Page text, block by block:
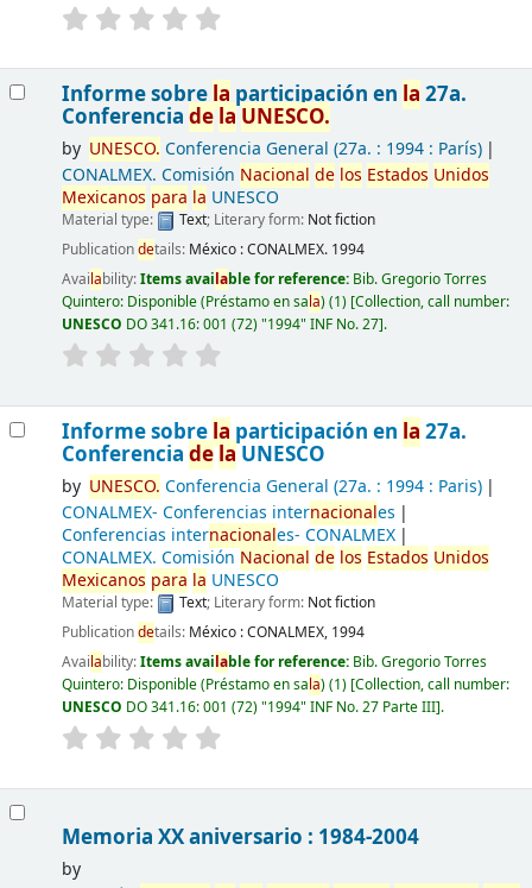
Informe sobre la participación en la 27a.
Conferencia dela UNESCO.
by UNESCO. Conferencia General (27a. : 1994 : París)
CONALMEX. Comisión Nacional de los Estados Unidos
Mexicanos para la UNESCO
Material type: Text; Literary form: Not fiction
Publicationdetails: México :CONALMEX. 1994
Availability:Items available for reference: Bib. Gregorio Torres
Quintero: Disponible (Préstamo en sala)(1) Collection, call number:
UNESCO DO 341.16: 001 (72) "1994" INF No. 27 .
Informe sobre la participación en la 27a.
Conferencia dela UNESCO
by UNESCO. Conferencia General (27a. : 1994 : Paris)
CONALMEX- Conferencias internacionales
Conferencias internacionales- CONALMEX
CONALMEX. Comisión Nacional de los Estados Unidos
Mexicanos para la UNESCO
Material type: Text; Literary form: Not fiction
Publicationdetails: México :CONALMEX, 1994
Availability:Items available for reference: Bib. Gregorio Torres
Quintero: Disponible (Préstamo en sala)(1) Collection, call number:
UNESCO DO 341.16: 001 (72) "1994" INF No. 27 Parte III .
Memoria XX aniversario : 1984-2004
by